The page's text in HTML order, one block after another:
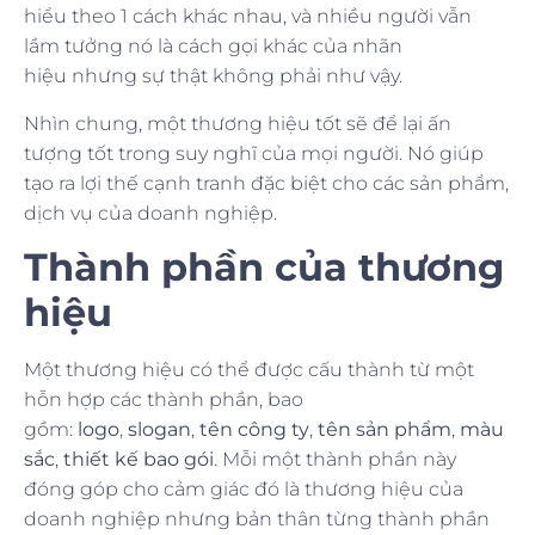
hiểu theo 1 cách khác nhau, và nhiều người vẫn
lầm tưởng nó là cách gọi khác của nhãn
hiệu nhưng sự thật không phải như vậy.
Nhìn chung, một thương hiệu tốt sẽ để lại ấn
tượng tốt trong suy nghĩ của mọi người. Nó giúp
tạo ra lợi thế cạnh tranh đặc biệt cho các sản phẩm,
dịch vụ của doanh nghiệp.
Thành phần của thương
hiệu
Một thương hiệu có thể được cấu thành từ một
hỗn hợp các thành phần, bao
gồm: logo, slogan, tên công ty, tên sản phẩm, màu
sắc, thiết kế bao gói. Mỗi một thành phần này
đóng góp cho cảm giác đó là thương hiệu của
doanh nghiệp nhưng bản thân từng thành phần